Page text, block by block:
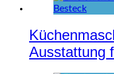
Ausstattung